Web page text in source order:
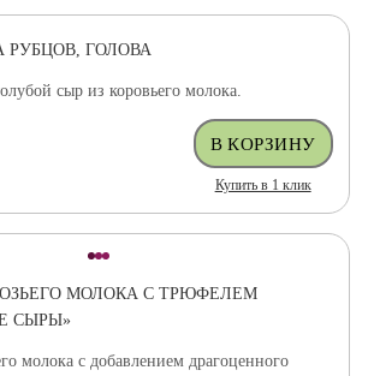
ГОЛОВА
сыр из коровьего молока.
Купить в 1 клик
МОЛОКА С ТРЮФЕЛЕМ
СЫРЫ»
молока с добавлением драгоценного